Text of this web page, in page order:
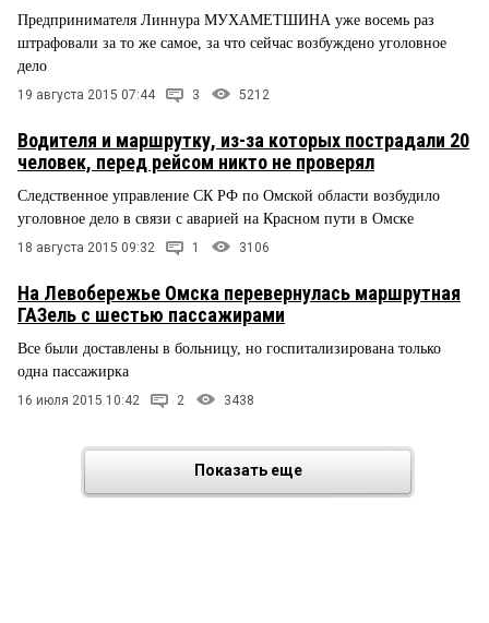
Предпринимателя Линнура МУХАМЕТШИНА уже восемь раз
штрафовали за то же самое, за что сейчас возбуждено уголовное
дело
19 августа 2015 07:44 3 5212
Водителя и маршрутку, из-за которых пострадали 20
человек, перед рейсом никто не проверял
Следственное управление СК РФ по Омской области возбудило
уголовное дело в связи с аварией на Красном пути в Омске
18 августа 2015 09:32 1 3106
На Левобережье Омска перевернулась маршрутная
ГАЗель с шестью пассажирами
Все были доставлены в больницу, но госпитализирована только
одна пассажирка
16 июля 2015 10:42 2 3438
Показать еще